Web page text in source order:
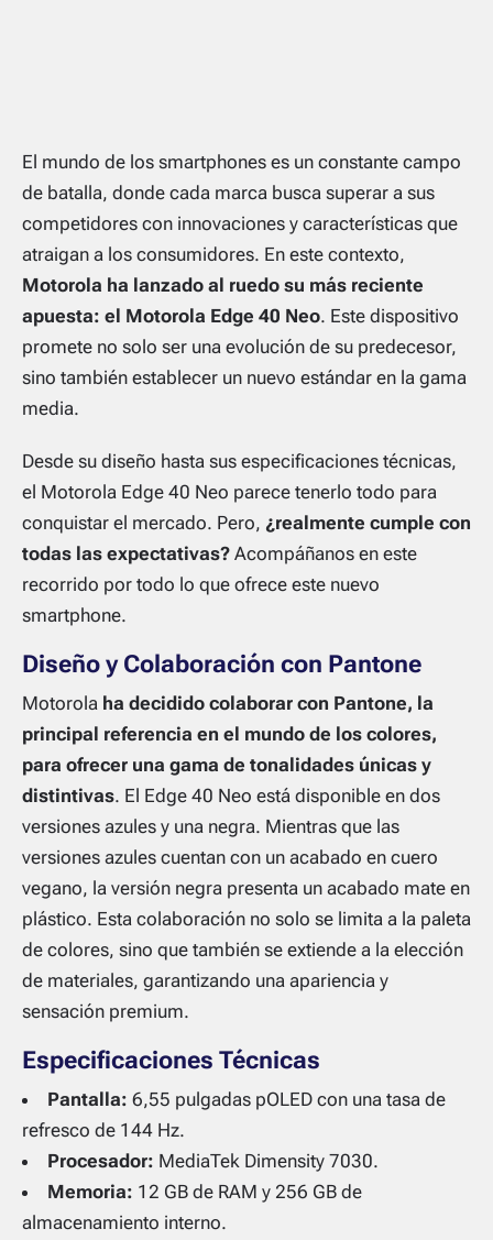
El mundo de los smartphones es un constante campo
de batalla, donde cada marca busca superar a sus
competidores con innovaciones y características que
atraigan a los consumidores. En este contexto,
Motorola ha lanzado al ruedo su más reciente
apuesta: el Motorola Edge 40 Neo. Este dispositivo
promete no solo ser una evolución de su predecesor,
sino también establecer un nuevo estándar en la gama
media.
Desde su diseño hasta sus especificaciones técnicas,
el Motorola Edge 40 Neo parece tenerlo todo para
conquistar el mercado. Pero, ¿realmente cumple con
todas las expectativas? Acompáñanos en este
recorrido por todo lo que ofrece este nuevo
smartphone.
Diseño y Colaboración con Pantone
Motorola ha decidido colaborar con Pantone, la
principal referencia en el mundo de los colores,
para ofrecer una gama de tonalidades únicas y
distintivas. El Edge 40 Neo está disponible en dos
versiones azules y una negra. Mientras que las
versiones azules cuentan con un acabado en cuero
vegano, la versión negra presenta un acabado mate en
plástico. Esta colaboración no solo se limita a la paleta
de colores, sino que también se extiende a la elección
de materiales, garantizando una apariencia y
sensación premium.
Especificaciones Técnicas
Pantalla: 6,55 pulgadas pOLED con una tasa de
refresco de 144 Hz.
Procesador: MediaTek Dimensity 7030.
Memoria: 12 GB de RAM y 256 GB de
almacenamiento interno.